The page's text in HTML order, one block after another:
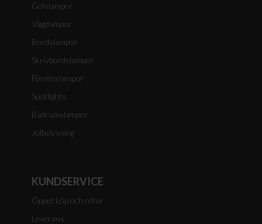
Golvlampor
Vägglampor
Bordslampor
Skrivbordslampor
Fönsterlampor
Spotlights
Badrumslampor
Julbelysning
KUNDSERVICE
Öppet köp och retur
Leverans